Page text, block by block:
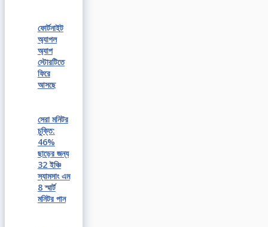
ফোর্টনাইট
অ্যাপল
অ্যাপ
স্টোরটিতে
ফিরে
আসছে
সেরা মনিটর
চুক্তি:
46%
ছাড়ের জন্য
32 ইঞ্চি
স্যামসাং এম
8 স্মার্ট
মনিটর পান